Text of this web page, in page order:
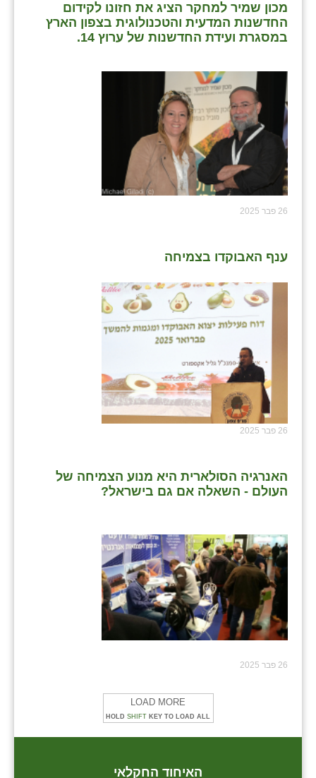
מכון שמיר למחקר הציג את חזונו לקידום
החדשנות המדעית והטכנולוגית בצפון הארץ
במסגרת ועידת החדשנות של ערוץ 14.
26 פבר 2025
ענף האבוקדו בצמיחה
26 פבר 2025
האנרגיה הסולארית היא מנוע הצמיחה של
העולם - השאלה אם גם בישראל?
26 פבר 2025
LOAD MORE
HOLD SHIFT KEY TO LOAD ALL
האיחוד החקלאי